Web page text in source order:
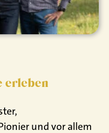
erleben
und vor allem